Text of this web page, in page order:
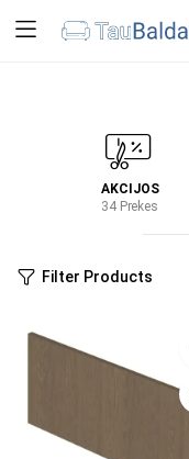
AKCIJOS
34 Prekes
Filter Products